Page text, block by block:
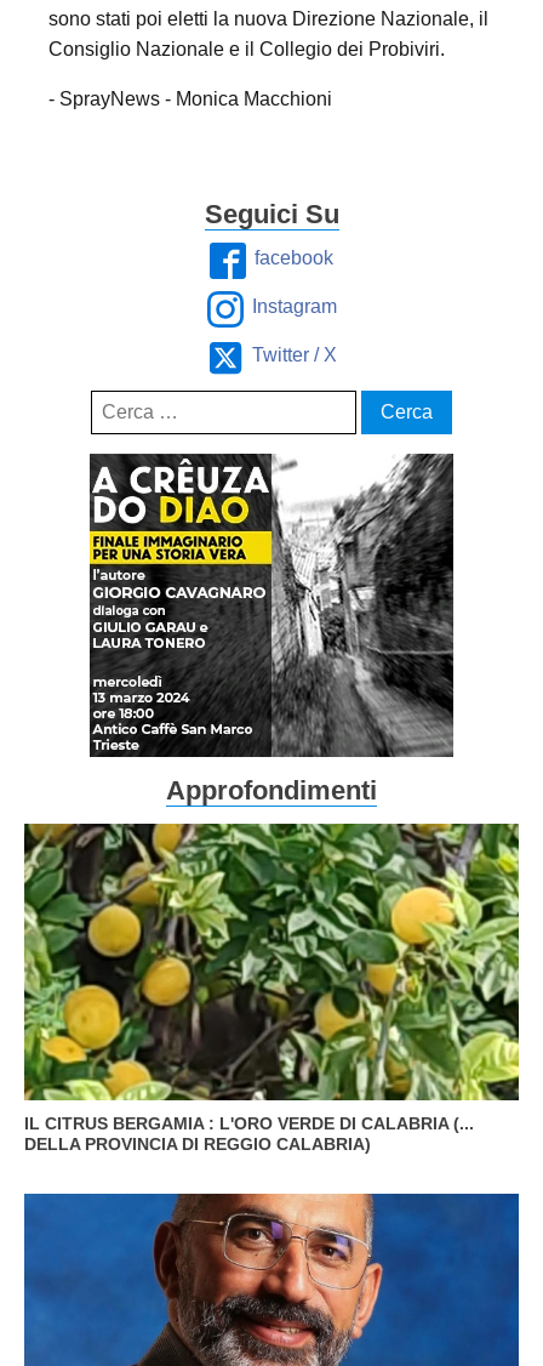
sono stati poi eletti la nuova Direzione Nazionale, il
Consiglio Nazionale e il Collegio dei Probiviri.
- SprayNews - Monica Macchioni
Seguici Su
facebook
Instagram
Twitter / X
Ricerca
per:
Approfondimenti
IL CITRUS BERGAMIA : L'ORO VERDE DI CALABRIA (...
DELLA PROVINCIA DI REGGIO CALABRIA)